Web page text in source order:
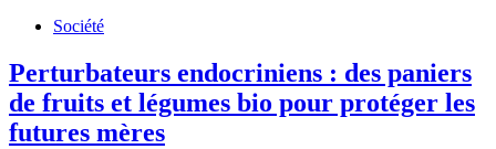
Société
Perturbateurs endocriniens : des paniers
de fruits et légumes bio pour protéger les
futures mères